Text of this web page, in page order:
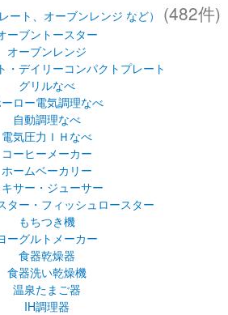
ート、オーブンレンジ など） (482件)
ーブントースター
オーブンレンジ
・デイリーコンパクトプレート
グリルなべ
ロー電気調理なべ
自動調理なべ
電気圧力ＩＨなべ
コーヒーメーカー
ホームベーカリー
キサー・ジューサー
ター・フィッシュロースター
もちつき機
ーグルトメーカー
食器乾燥器
食器洗い乾燥機
温泉たまご器
IH調理器